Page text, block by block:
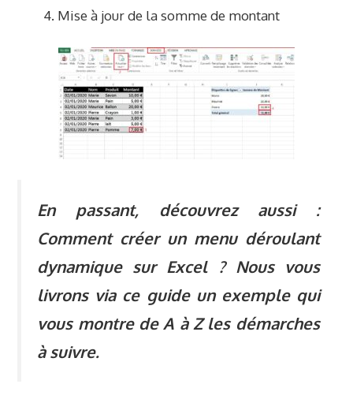
Mise à jour de la somme de montant
En passant, découvrez aussi :
Comment créer un menu déroulant
dynamique sur Excel? Nous vous
livrons via ce guide un exemple qui
vous montre de A à Z les démarches
à suivre.